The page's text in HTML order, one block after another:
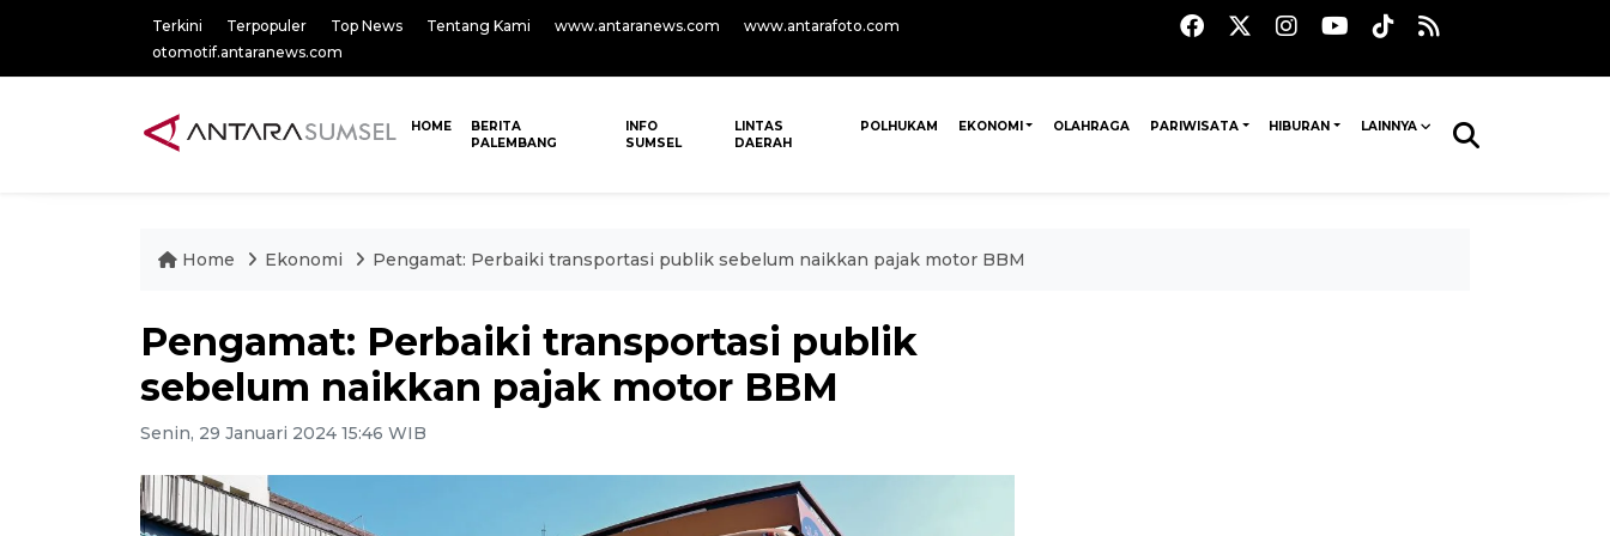
Terkini Terpopuler Top News Tentang Kami www.antaranews.com
www.antarafoto.com
otomotif.antaranews.com
HOME
BERITA
PALEMBANG
INFO
SUMSEL
LINTAS
DAERAH
POLHUKAM EKONOMI OLAHRAGA PARIWISATA HIBURAN LAINNYA
Home Ekonomi Pengamat: Perbaiki transportasi publik sebelum naikkan pajak motor BBM
Pengamat: Perbaiki transportasi publik
sebelum naikkan pajak motor BBM
Senin, 29 Januari 2024 15:46 WIB